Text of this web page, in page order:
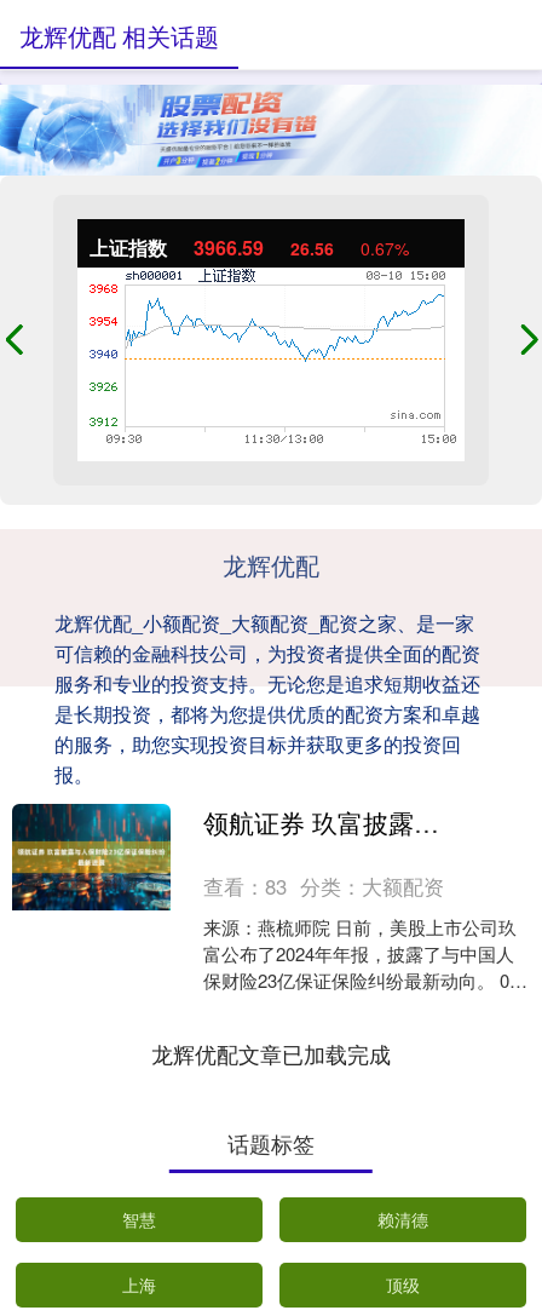
上证指数 3966.59 26.56 0.67%
龙辉优配
龙辉优配_小额配资_大额配资_配资之家、是一家
可信赖的金融科技公司，为投资者提供全面的配资
服务和专业的投资支持。无论您是追求短期收益还
是长期投资，都将为您提供优质的配资方案和卓越
的服务，助您实现投资目标并获取更多的投资回
报。
龙辉优配 相关话题
领航证券 玖富披露与人保财险23亿保证保险纠纷最新进展
查看：83 分类： 大额配资
来源：燕梳师院 日前，美股上市公司玖
富公布了2024年年报，披露了与中国人
保财险23亿保证保险纠纷最新动向。 01
龙辉优配文章已加载完成
话题标签
智慧 赖清德
上海 顶级